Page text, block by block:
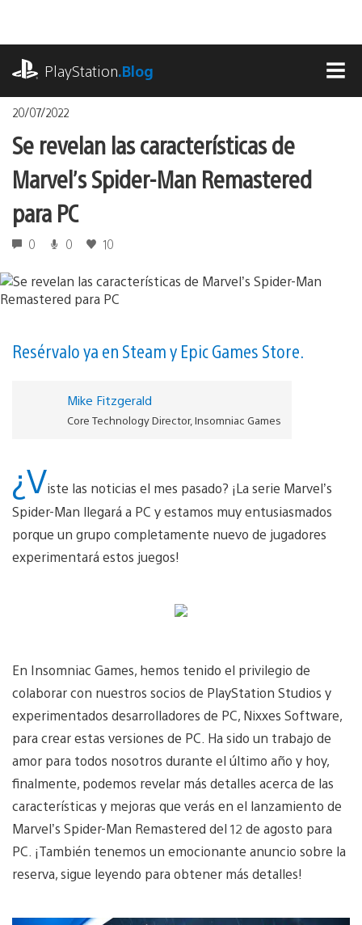
contenido
PlayStation.Blog
20/07/2022
Se revelan las características de
Marvel’s Spider-Man Remastered
para PC
0 0 10
Resérvalo ya en Steam y Epic Games Store.
Mike Fitzgerald
Core Technology Director, Insomniac Games
¿Viste las noticias el mes pasado? ¡La serie Marvel’s
Spider-Man llegará a PC y estamos muy entusiasmados
porque un grupo completamente nuevo de jugadores
experimentará estos juegos!
En Insomniac Games, hemos tenido el privilegio de
colaborar con nuestros socios de PlayStation Studios y
experimentados desarrolladores de PC, Nixxes Software,
para crear estas versiones de PC. Ha sido un trabajo de
amor para todos nosotros durante el último año y hoy,
finalmente, podemos revelar más detalles acerca de las
características y mejoras que verás en el lanzamiento de
Marvel’s Spider-Man Remastered del 12 de agosto para
PC. ¡También tenemos un emocionante anuncio sobre la
reserva, sigue leyendo para obtener más detalles!